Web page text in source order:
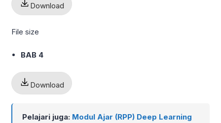
Download
File size
BAB 4
Download
Pelajari juga: Modul Ajar (RPP) Deep Learning